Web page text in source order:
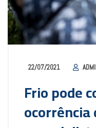
22/07/2021
Frio pode